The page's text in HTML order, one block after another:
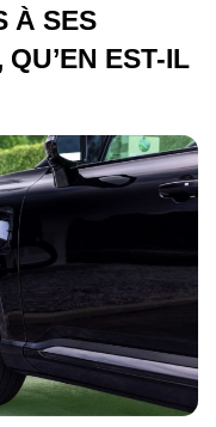
À SES
EST-IL